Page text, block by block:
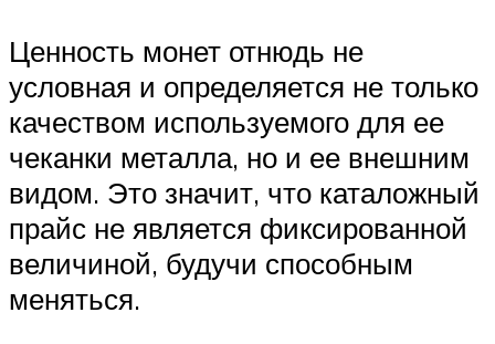
Ценность монет отнюдь не
условная и определяется не только
качеством используемого для ее
чеканки металла, но и ее внешним
видом. Это значит, что каталожный
прайс не является фиксированной
величиной, будучи способным
меняться.